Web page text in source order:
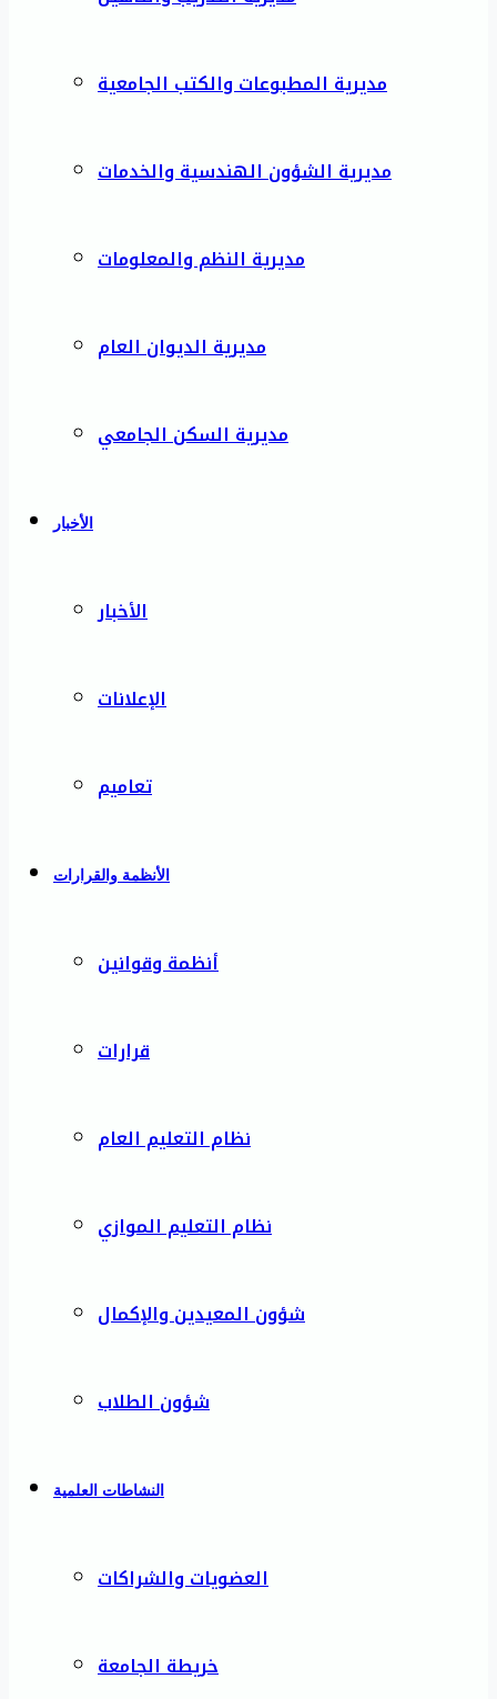
مديرية المطبوعات والكتب الجامعية
مديرية الشؤون الهندسية والخدمات
مديرية النظم والمعلومات
مديرية الديوان العام
مديرية السكن الجامعي
الأخبار
الأخبار
الإعلانات
تعاميم
الأنظمة والقرارات
أنظمة وقوانين
قرارات
نظام التعليم العام
نظام التعليم الموازي
شؤون المعيدين والإكمال
شؤون الطلاب
النشاطات العلمية
العضويات والشراكات
خريطة الجامعة